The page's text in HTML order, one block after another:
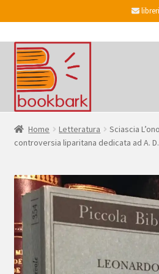
Vai
alla
navigazione
Vai
al
contenuto
Home
Desiderata
Checkout
Account
Home Letteratura
Sciascia
controversia liparitana dedicata ad A. D.